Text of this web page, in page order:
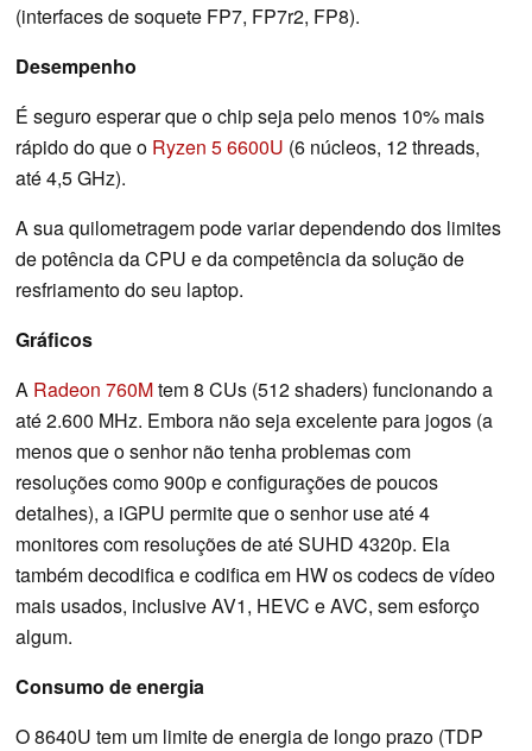
(interfaces de soquete FP7, FP7r2, FP8).
Desempenho
É seguro esperar que o chip seja pelo menos 10% mais
rápido do que o Ryzen 5 6600U (6 núcleos, 12 threads,
até 4,5 GHz).
A sua quilometragem pode variar dependendo dos limites
de potência da CPU e da competência da solução de
resfriamento do seu laptop.
Gráficos
A Radeon 760Mtem 8 CUs (512 shaders) funcionando a
até 2.600 MHz. Embora não seja excelente para jogos (a
menos que o senhor não tenha problemas com
resoluções como 900p e configurações de poucos
detalhes), a iGPU permite que o senhor use até 4
monitores com resoluções de até SUHD 4320p. Ela
também decodifica e codifica em HW os codecs de vídeo
mais usados, inclusive AV1, HEVC e AVC, sem esforço
algum.
Consumo de energia
O 8640U tem um limite de energia de longo prazo (TDP